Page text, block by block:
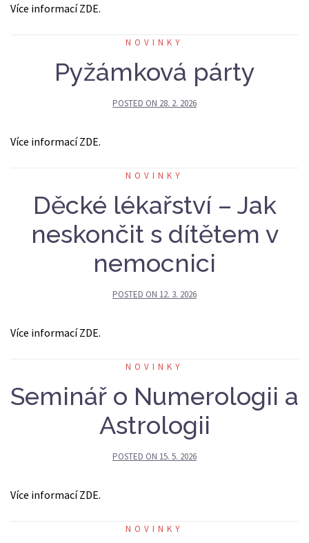
Více informací ZDE.
NOVINKY
Pyžámková párty
POSTED ON 28. 2. 2026
Více informací ZDE.
NOVINKY
Děcké lékařství – Jak
neskončit s dítětem v
nemocnici
POSTED ON 12. 3. 2026
Více informací ZDE.
NOVINKY
Seminář o Numerologii a
Astrologii
POSTED ON 15. 5. 2026
Více informací ZDE.
NOVINKY